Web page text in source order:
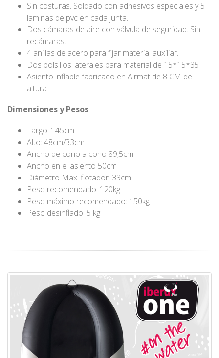
Sin costuras. Soldado con adhesivos especiales y 5
laminas de pvc en cada junta.
Dos cámaras de aire con válvula de seguridad. Sin
recámaras.
4 anillas de acero para fijar material auxiliar.
Dos bolsillos laterales para material de 15*15*35
Asiento inflable fabricado en Airmat de 8 CM de
altura
Dimensiones y Pesos
Largo: 145cm
Alto: 48cm/33cm
Ancho de cono a cono 89,5cm
Ancho en el asiento 50cm
Diámetro Max. flotador: 33cm
Peso recomendado: 120kg
Peso máximo recomendado: 150kg
Peso desinflado: 5 kg